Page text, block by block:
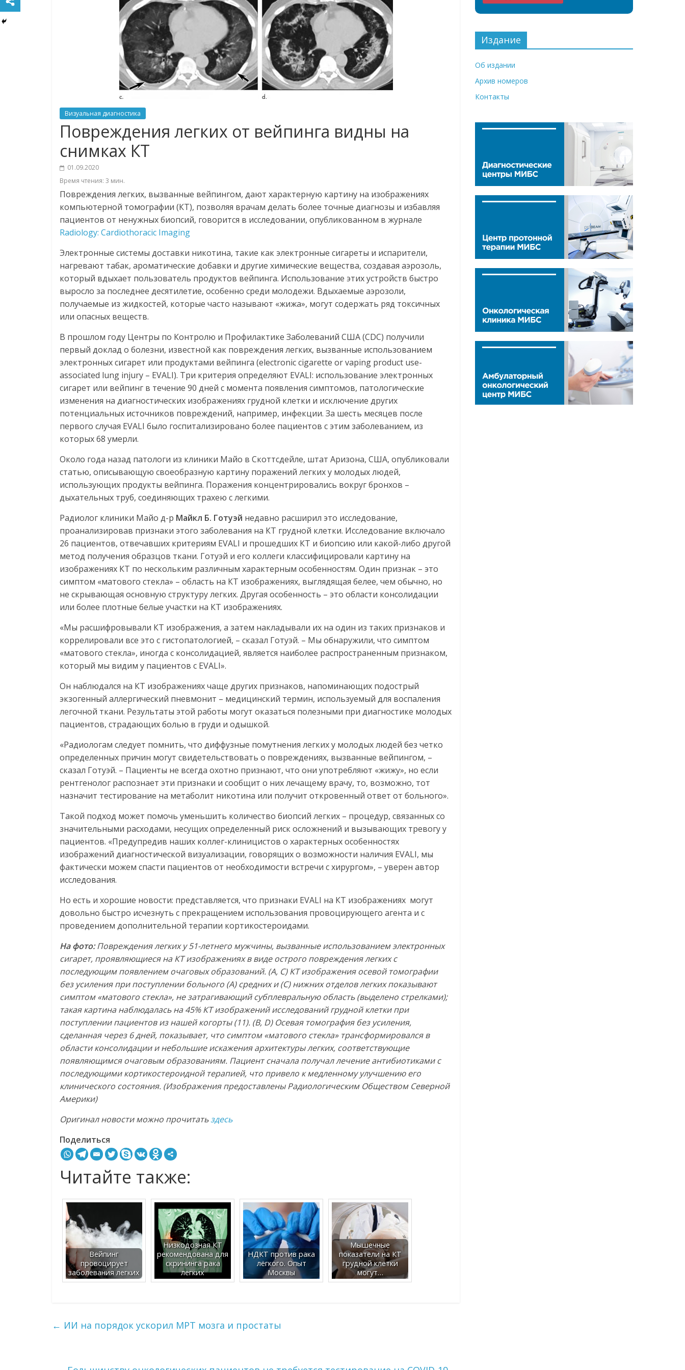
Визуальная диагностика
Повреждения легких от вейпинга видны на
снимках КТ
01.09.2020
Время чтения: 3 мин.
Повреждения легких, вызванные вейпингом, дают характерную картину на изображениях
компьютерной томографии (КТ), позволяя врачам делать более точные диагнозы и избавляя
пациентов от ненужных биопсий, говорится в исследовании, опубликованном в журнале
Radiology: Cardiothoracic Imaging
Электронные системы доставки никотина, такие как электронные сигареты и испарители,
нагревают табак, ароматические добавки и другие химические вещества, создавая аэрозоль,
который вдыхает пользователь продуктов вейпинга. Использование этих устройств быстро
выросло за последнее десятилетие, особенно среди молодежи. Вдыхаемые аэрозоли,
получаемые из жидкостей, которые часто называют «жижа», могут содержать ряд токсичных
или опасных веществ.
В прошлом году Центры по Контролю и Профилактике Заболеваний США (CDC) получили
первый доклад о болезни, известной как повреждения легких, вызванные использованием
электронных сигарет или продуктами вейпинга (electronic cigarette or vaping product use-
associated lung injury – EVALI). Три критерия определяют EVALI: использование электронных
сигарет или вейпинг в течение 90 дней с момента появления симптомов, патологические
изменения на диагностических изображениях грудной клетки и исключение других
потенциальных источников повреждений, например, инфекции. За шесть месяцев после
первого случая EVALI было госпитализировано более пациентов с этим заболеванием, из
которых 68 умерли.
Около года назад патологи из клиники Майо в Скоттсдейле, штат Аризона, США, опубликовали
статью, описывающую своеобразную картину поражений легких у молодых людей,
использующих продукты вейпинга. Поражения концентрировались вокруг бронхов –
дыхательных труб, соединяющих трахею с легкими.
Радиолог клиники Майо д-р Майкл Б. Готуэй недавно расширил это исследование,
проанализировав признаки этого заболевания на КТ грудной клетки. Исследование включало
26 пациентов, отвечавших критериям EVALI и прошедших КТ и биопсию или какой-либо другой
метод получения образцов ткани. Готуэй и его коллеги классифицировали картину на
изображениях КТ по нескольким различным характерным особенностям. Один признак – это
симптом «матового стекла» – область на КТ изображениях, выглядящая белее, чем обычно, но
не скрывающая основную структуру легких. Другая особенность – это области консолидации
или более плотные белые участки на КТ изображениях.
«Мы расшифровывали КТ изображения, а затем накладывали их на один из таких признаков и
коррелировали все это с гистопатологией, – сказал Готуэй. – Мы обнаружили, что симптом
«матового стекла», иногда с консолидацией, является наиболее распространенным признаком,
который мы видим у пациентов с EVALI».
Он наблюдался на КТ изображениях чаще других признаков, напоминающих подострый
экзогенный аллергический пневмонит – медицинский термин, используемый для воспаления
легочной ткани. Результаты этой работы могут оказаться полезными при диагностике молодых
пациентов, страдающих болью в груди и одышкой.
«Радиологам следует помнить, что диффузные помутнения легких у молодых людей без четко
определенных причин могут свидетельствовать о повреждениях, вызванные вейпингом, –
сказал Готуэй. – Пациенты не всегда охотно признают, что они употребляют «жижу», но если
рентгенолог распознает эти признаки и сообщит о них лечащему врачу, то, возможно, тот
назначит тестирование на метаболит никотина или получит откровенный ответ от больного».
Такой подход может помочь уменьшить количество биопсий легких – процедур, связанных со
значительными расходами, несущих определенный риск осложнений и вызывающих тревогу у
пациентов. «Предупредив наших коллег-клиницистов о характерных особенностях
изображений диагностической визуализации, говорящих о возможности наличия EVALI, мы
фактически можем спасти пациентов от необходимости встречи с хирургом», – уверен автор
исследования.
Но есть и хорошие новости: представляется, что признаки EVALI на КТ изображениях могут
довольно быстро исчезнуть с прекращением использования провоцирующего агента и с
проведением дополнительной терапии кортикостероидами.
На фото:Повреждения легких у 51-летнего мужчины, вызванные использованием электронных
сигарет, проявляющиеся на КТ изображениях в виде острого повреждения легких с
последующим появлением очаговых образований. (А, С) КТ изображения осевой томографии
без усиления при поступлении больного (А) средних и (С) нижних отделов легких показывают
симптом «матового стекла», не затрагивающий субплевральную область (выделено стрелками);
такая картина наблюдалась на 45% КТ изображений исследований грудной клетки при
поступлении пациентов из нашей когорты (11). (B, D) Осевая томография без усиления,
сделанная через 6 дней, показывает, что симптом «матового стекла» трансформировался в
области консолидации и небольшие искажения архитектуры легких, соответствующие
появляющимся очаговым образованиям. Пациент сначала получал лечение антибиотиками с
последующими кортикостероидной терапией, что привело к медленному улучшению его
клинического состояния. (Изображения предоставлены Радиологическим Обществом Северной
Америки)
Оригинал новости можно прочитатьздесь
Поделиться
Читайте также:
Вейпинг
провоцирует
заболевания легких
Низкодозная КТ
рекомендована для
скрининга рака
легких
НДКТ против рака
лёгкого. Опыт
Москвы
Мышечные
показатели на КТ
грудной клетки
могут…
← ИИ на порядок ускорил МРТ мозга и простаты
Издание
Об издании
Архив номеров
Контакты